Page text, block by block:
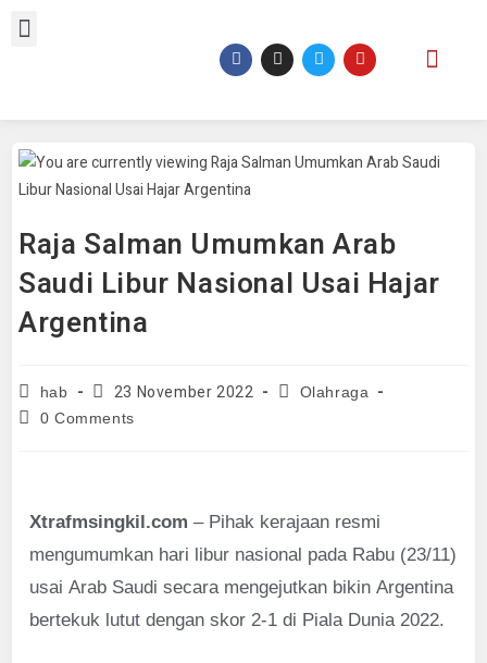
Raja Salman Umumkan Arab
Saudi Libur Nasional Usai Hajar
Argentina
hab 23 November 2022
Olahraga
0 Comments
Xtrafmsingkil.com– Pihak kerajaan resmi
mengumumkan hari libur nasional pada Rabu (23/11)
usai Arab Saudi secara mengejutkan bikin Argentina
bertekuk lutut dengan skor 2-1 di Piala Dunia 2022.